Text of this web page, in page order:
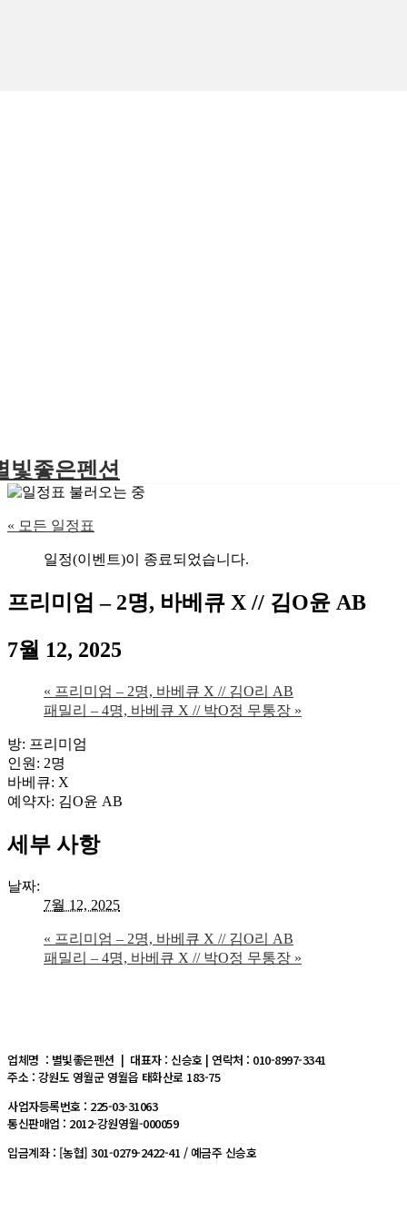
빛좋은펜션
« 모든 일정표
일정(이벤트)이 종료되었습니다.
프리미엄 – 2명, 바베큐 X // 김O윤 AB
7월 12, 2025
« 프리미엄 – 2명, 바베큐 X // 김O리 AB
패밀리 – 4명, 바베큐 X // 박O정 무통장 »
방: 프리미엄
인원: 2명
바베큐: X
예약자: 김O윤 AB
세부 사항
날짜:
7월 12, 2025
« 프리미엄 – 2명, 바베큐 X // 김O리 AB
패밀리 – 4명, 바베큐 X // 박O정 무통장 »
업체명 : 별빛좋은펜션 | 대표자 : 신승호 | 연락처 : 010-8997-3341
주소 : 강원도 영월군 영월읍 태화산로 183-75
사업자등록번호 : 225-03-31063
통신판매업 : 2012-강원영월-000059
입금계좌 : [농협] 301-0279-2422-41 / 예금주 신승호